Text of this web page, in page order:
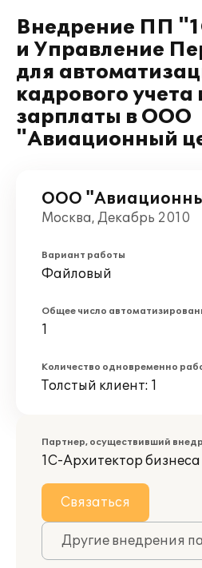
Внедрение ПП
и Управление
для
кадрового учета
зарплаты в ООО
"Авиационный
ООО
Москва, Декабрь 2010
Вариант работы
Файловый
Общее число
1
Количество одновременно
Толстый клиент: 1
Партнер, осуществивший
1С-Архитектор бизнеса
Связаться
Другие внедрения